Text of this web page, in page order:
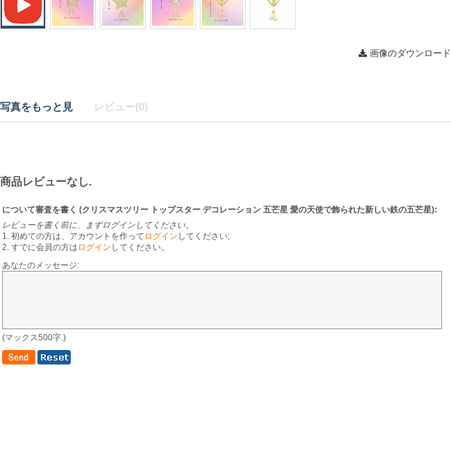
画像のダウンロード
写真をもっと見 レビュー(0)
商品レビューなし.
について審査を書く (クリスマスツリー トップスター デコレーション 五芒星 愛の天使で飾られた新しい鉄の五芒星):
レビューを書く前に、まずログインしてください。
1. 初めての方は、アカウントを作って ログイン してください;
2. すでに会員の方は ログイン してください。
あなたのメッセージ:
(マックス500字.)